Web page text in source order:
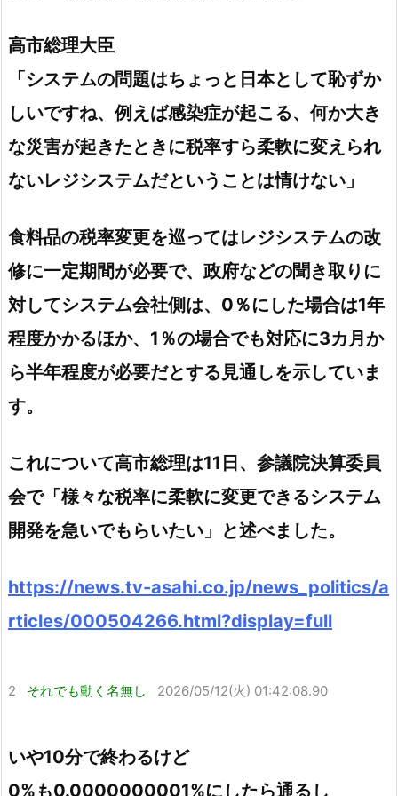
高市総理大臣
「システムの問題はちょっと日本として恥ずか
しいですね、例えば感染症が起こる、何か大き
な災害が起きたときに税率すら柔軟に変えられ
ないレジシステムだということは情けない」
食料品の税率変更を巡ってはレジシステムの改
修に一定期間が必要で、政府などの聞き取りに
対してシステム会社側は、0％にした場合は1年
程度かかるほか、1％の場合でも対応に3カ月か
ら半年程度が必要だとする見通しを示していま
す。
これについて高市総理は11日、参議院決算委員
会で「様々な税率に柔軟に変更できるシステム
開発を急いでもらいたい」と述べました。
https://news.tv-asahi.co.jp/news_politics/a
rticles/000504266.html?display=full
2 それでも動く名無し 2026/05/12(火) 01:42:08.90
いや10分で終わるけど
0%も0.0000000001%にしたら通るし